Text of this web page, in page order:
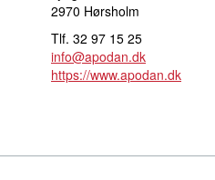
2970 Hørsholm
Tlf. 32 97 15 25
info@apodan.dk
https://www.apodan.dk